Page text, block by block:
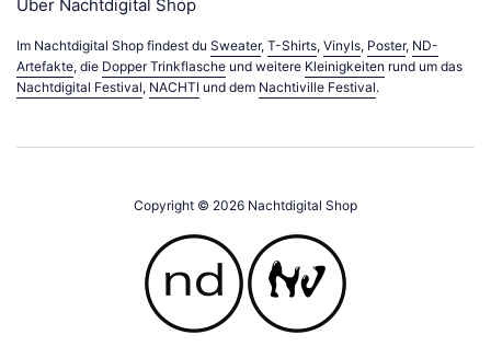
Über Nachtdigital Shop
Im Nachtdigital Shop findest du Sweater, T-Shirts, Vinyls, Poster, ND-
Artefakte, die Dopper Trinkflasche und weitere Kleinigkeiten rund um das
Nachtdigital Festival, NACHTI und dem Nachtiville Festival.
Copyright © 2026 Nachtdigital Shop